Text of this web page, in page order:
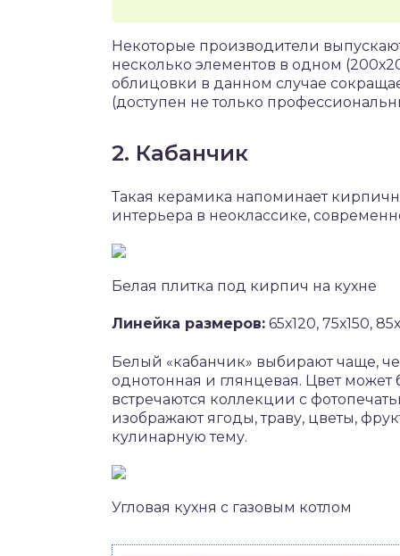
Некоторые производители
несколько элементов в одном
облицовки в данном случае
(доступен не только
2. Кабанчик
Такая керамика напоминает
интерьера в неоклассике,
Белая плитка под кирпич на кухне
Линейка размеров: 65х120, 75х150,
Белый «кабанчик» выбирают чаще,
однотонная и глянцевая. Цвет
встречаются коллекции с
изображают ягоды, траву, цветы,
кулинарную тему.
Угловая кухня с газовым котлом